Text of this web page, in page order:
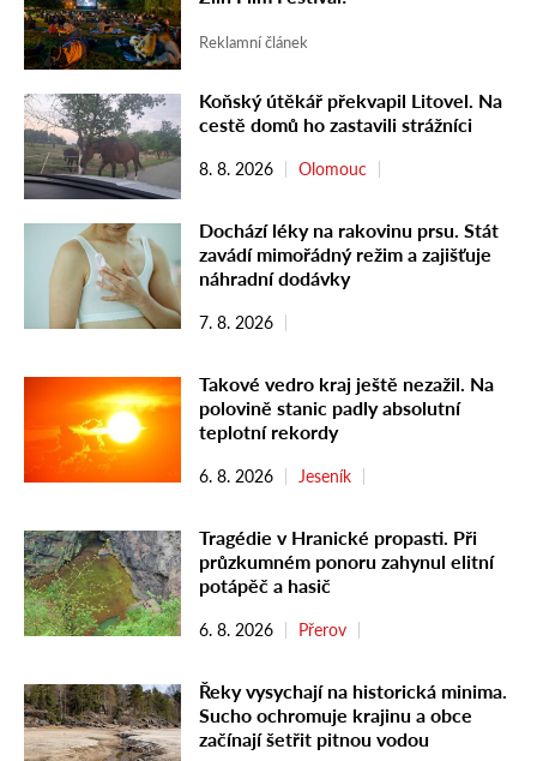
Reklamní článek
Koňský útěkář překvapil Litovel. Na
cestě domů ho zastavili strážníci
8. 8. 2026 Olomouc
Dochází léky na rakovinu prsu. Stát
zavádí mimořádný režim a zajišťuje
náhradní dodávky
7. 8. 2026
Takové vedro kraj ještě nezažil. Na
polovině stanic padly absolutní
teplotní rekordy
6. 8. 2026 Jeseník
Tragédie v Hranické propasti. Při
průzkumném ponoru zahynul elitní
potápěč a hasič
6. 8. 2026 Přerov
Řeky vysychají na historická minima.
Sucho ochromuje krajinu a obce
začínají šetřit pitnou vodou